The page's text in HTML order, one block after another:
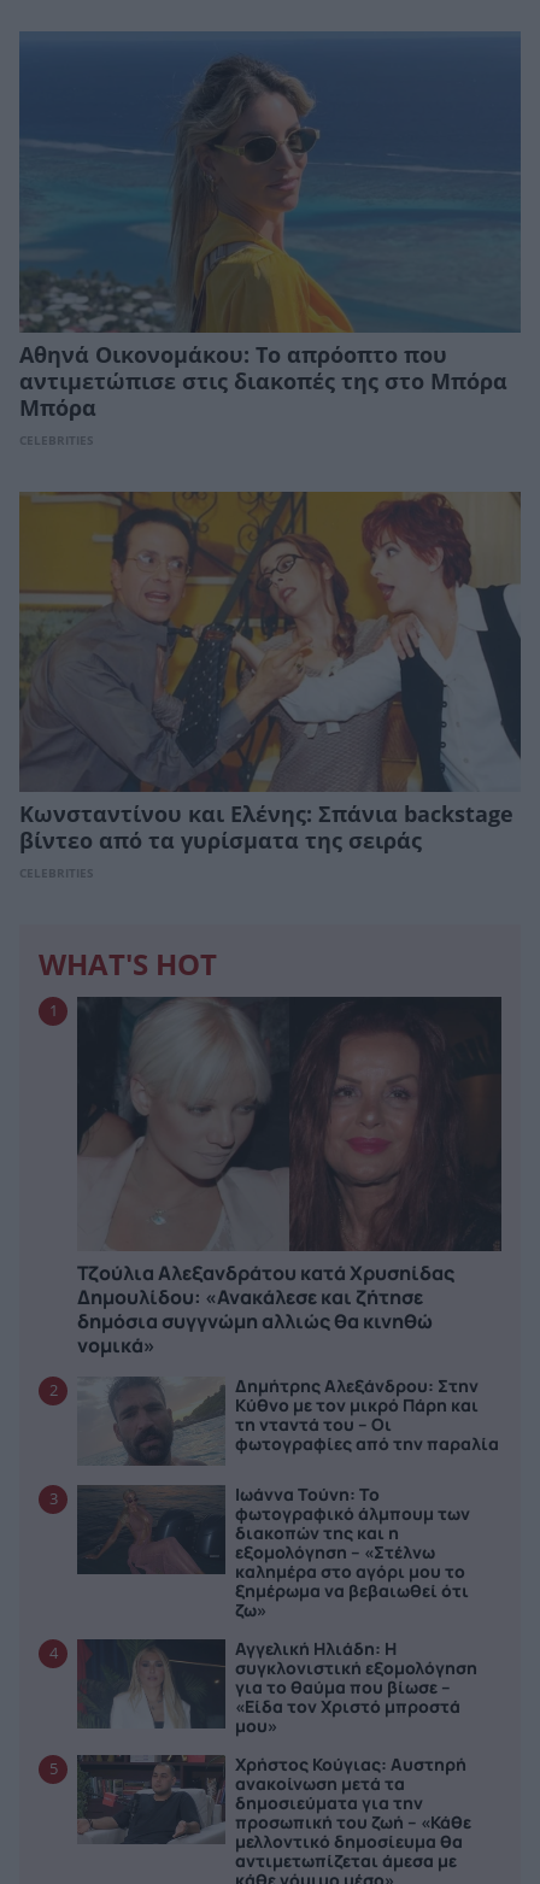
Αθηνά Οικονομάκου: Το απρόοπτο που
αντιμετώπισε στις διακοπές της στο Μπόρα
Μπόρα
CELEBRITIES
Κωνσταντίνου και Ελένης: Σπάνια backstage
βίντεο από τα γυρίσματα της σειράς
CELEBRITIES
WHAT'S HOT
1
Τζούλια Αλεξανδράτου κατά Χρυσηίδας
Δημουλίδου: «Ανακάλεσε και ζήτησε
δημόσια συγγνώμη αλλιώς θα κινηθώ
νομικά»
2
Δημήτρης Αλεξάνδρου: Στην
Κύθνο με τον μικρό Πάρη και
τη νταντά του – Οι
φωτογραφίες από την παραλία
3
Ιωάννα Τούνη: Το
φωτογραφικό άλμπουμ των
διακοπών της και η
εξομολόγηση – «Στέλνω
καλημέρα στο αγόρι μου το
ξημέρωμα να βεβαιωθεί ότι
ζω»
4
Αγγελική Ηλιάδη: Η
συγκλονιστική εξομολόγηση
για το θαύμα που βίωσε –
«Είδα τον Χριστό μπροστά
μου»
5
Χρήστος Κούγιας: Αυστηρή
ανακοίνωση μετά τα
δημοσιεύματα για την
προσωπική του ζωή – «Κάθε
μελλοντικό δημοσίευμα θα
αντιμετωπίζεται άμεσα με